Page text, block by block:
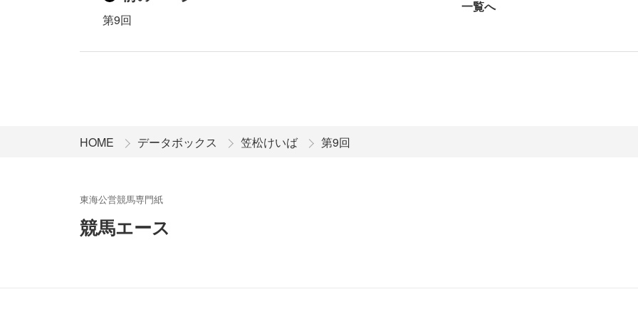
第9回
一覧へ
HOME データボックス 笠松けいば 第9回
東海公営競馬専門紙
競馬エース